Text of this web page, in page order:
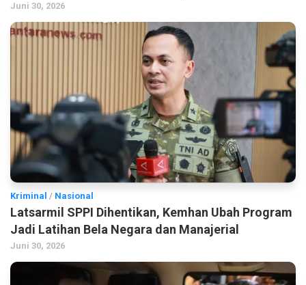
Juni 30, 2026
Kriminal / Nasional
Latsarmil SPPI Dihentikan, Kemhan Ubah Program
Jadi Latihan Bela Negara dan Manajerial
Juni 30, 2026